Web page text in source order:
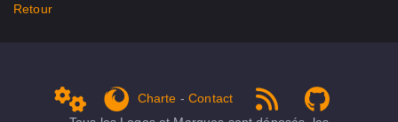
Retour
Charte -Contact